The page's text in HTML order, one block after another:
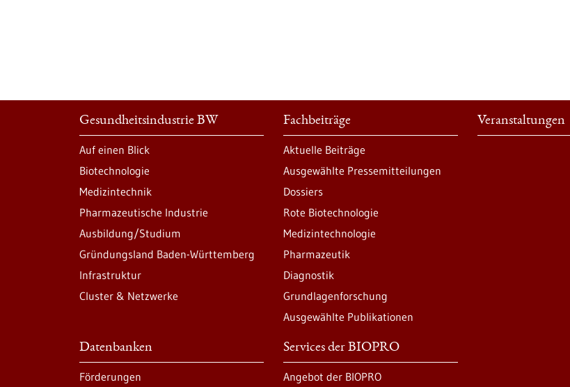
Gesundheitsindustrie BW
Auf einen Blick
Biotechnologie
Medizintechnik
Pharmazeutische Industrie
Ausbildung/Studium
Gründungsland Baden-Württemberg
Infrastruktur
Cluster & Netzwerke
Fachbeiträge
Aktuelle Beiträge
Ausgewählte Pressemitteilungen
Dossiers
Rote Biotechnologie
Medizintechnologie
Pharmazeutik
Diagnostik
Grundlagenforschung
Ausgewählte Publikationen
Veranstaltungen
Datenbanken
Förderungen
Services der BIOPRO
Angebot der BIOPRO